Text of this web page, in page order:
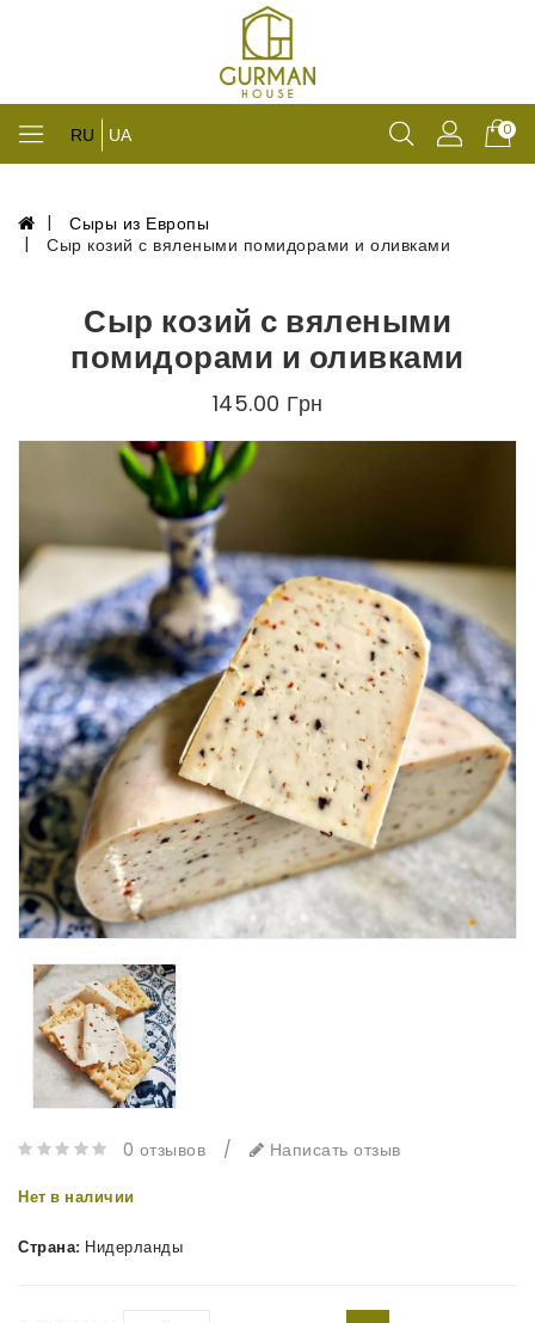
RU UA 0
Сыры из Европы
Сыр козий с вялеными помидорами и оливками
Сыр козий с вялеными
помидорами и оливками
145.00 Грн
0 отзывов / Написать отзыв
Нет в наличии
Страна: Нидерланды